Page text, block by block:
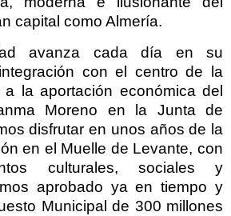
capital como Almería.
avanza cada día en su
con el centro de la
la aportación económica del
Moreno en la Junta de
disfrutar en unos años de la
en el Muelle de Levante, con
culturales, sociales y
aprobado ya en tiempo y
Municipal de 300 millones